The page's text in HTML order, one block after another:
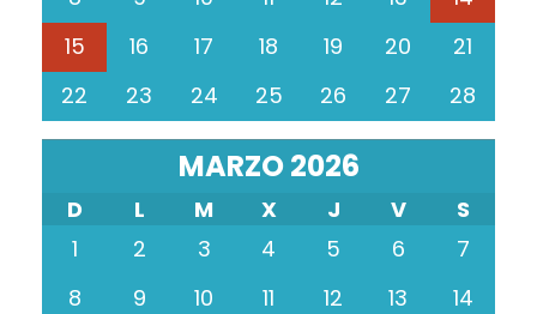
15
16 17 18 19 20
21
22
23 24 25 26 27 28
MARZO 2026
D L M X J V
S
1
2 3 4 5 6
7
8
9 10 11 12 13
14